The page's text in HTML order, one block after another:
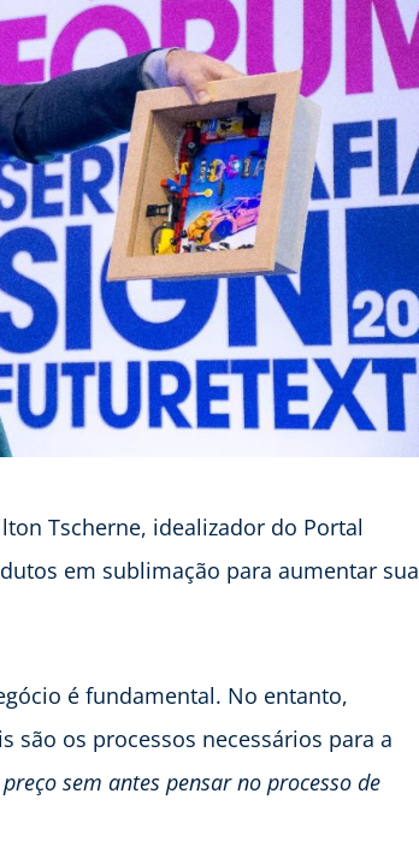
Tscherne, idealizador do Portal
em sublimação para aumentar sua
é fundamental. No entanto,
são os processos necessários para a
sem antes pensar no processo de